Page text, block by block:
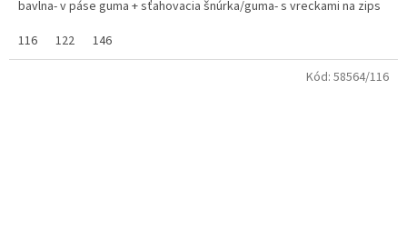
bavlna- v páse guma + sťahovacia šnúrka/guma- s vreckami na zips
116
122 146
Kód: 58564/116